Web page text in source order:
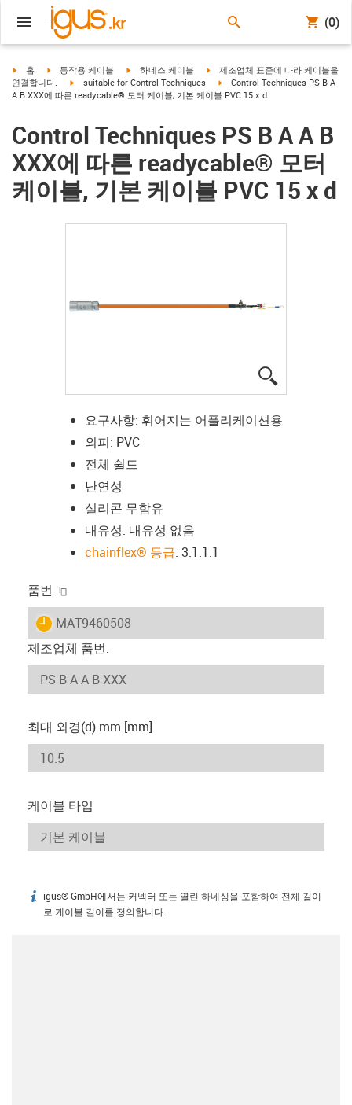
(0)
igus-icon-arrow-right
홈 igus-icon-arrow-right
동작용 케이블 igus-icon-arrow-right
하네스 케이블 igus-icon-arrow-right
제조업체 표준에 따라 케이블을
연결합니다.
igus-icon-arrow-right
suitable for Control Techniques igus-icon-arrow-right
Control Techniques PS B A
A B XXX에 따른 readycable® 모터 케이블, 기본 케이블 PVC 15 x d
Control Techniques PS B A A B
XXX에 따른 readycable® 모터
케이블, 기본 케이블 PVC 15 x d
요구사항: 휘어지는 어플리케이션용
외피: PVC
전체 쉴드
난연성
실리콘 무함유
내유성: 내유성 없음
chainflex® 등급: 3.1.1.1
품번
igus-icon-lieferzeit
MAT9460508
제조업체 품번.
최대 외경(d) mm [mm]
케이블 타입
igus-icon-info
igus® GmbH에서는 커넥터 또는 열린 하네싱을 포함하여 전체 길이
로 케이블 길이를 정의합니다.